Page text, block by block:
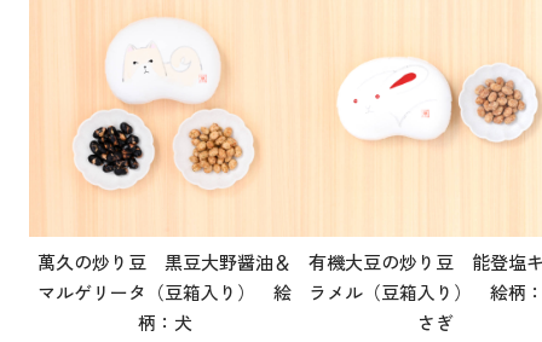
萬久の炒り豆 黒豆大野醤油＆
マルゲリータ（豆箱入り） 絵
柄：犬
有機大豆の炒り豆 能登塩
ラメル（豆箱入り） 絵柄
さぎ